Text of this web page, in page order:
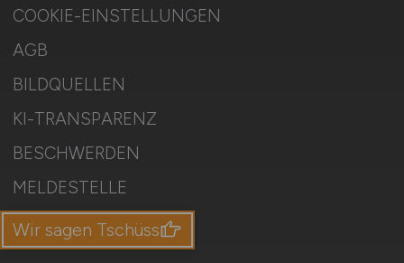
COOKIE-EINSTELLUNGEN
AGB
BILDQUELLEN
KI-TRANSPARENZ
BESCHWERDEN
MELDESTELLE
SITEMAP
Wir sagen Tschüss